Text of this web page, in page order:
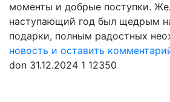
моменты и добрые поступки.
наступающий год был щедрым
подарки, полным радостных
новость и оставить
don 31.12.2024 1 12350